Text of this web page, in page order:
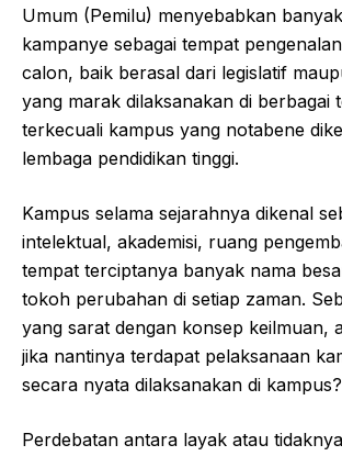
Umum (Pemilu) menyebabkan
kampanye sebagai tempat
calon, baik berasal dari legislatif
yang marak dilaksanakan di berbagai
terkecuali kampus yang notabene
lembaga pendidikan tinggi.
Kampus selama sejarahnya dikenal
intelektual, akademisi, ruang
tempat terciptanya banyak nama
tokoh perubahan di setiap zaman.
yang sarat dengan konsep keilmuan,
jika nantinya terdapat pelaksanaan
secara nyata dilaksanakan di kampus?
Perdebatan antara layak atau